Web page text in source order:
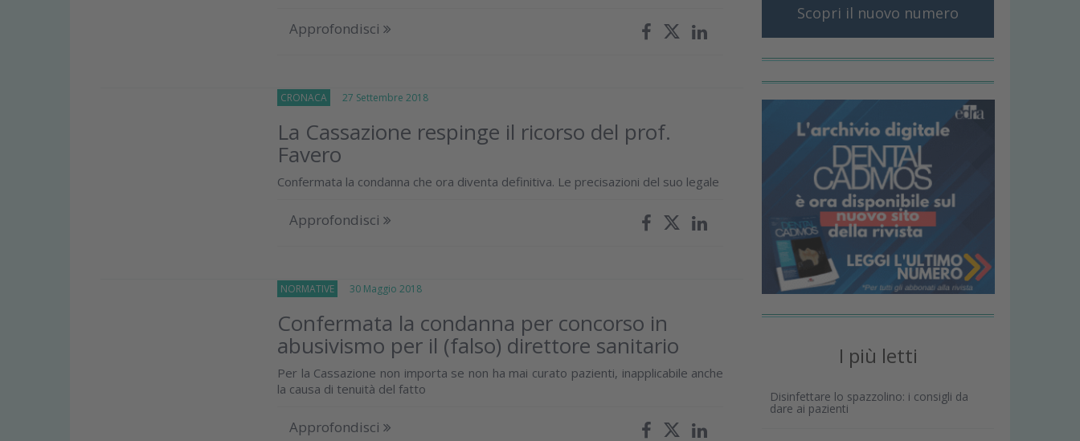
Approfondisci
CRONACA 27 Settembre 2018
La Cassazione respinge il ricorso del prof.
Favero
Confermata la condanna che ora diventa definitiva. Le precisazioni del suo legale
Approfondisci
NORMATIVE 30 Maggio 2018
Confermata la condanna per concorso in
abusivismo per il (falso) direttore sanitario
Per la Cassazione non importa se non ha mai curato pazienti, inapplicabile anche
la causa di tenuità del fatto
Approfondisci
Scopri il nuovo numero
I più letti
Disinfettare lo spazzolino: i consigli da
dare ai pazienti